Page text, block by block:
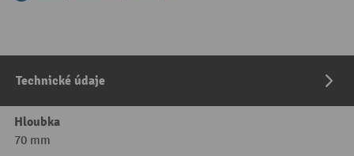
Technické údaje
Hloubka
70 mm